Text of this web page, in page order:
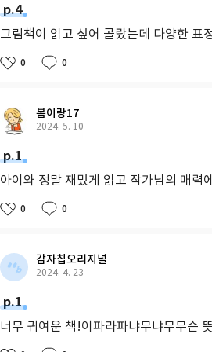
p.4
그림책이 읽고 싶어 골랐는데 다양한
0 0
봄이랑17
2024. 5. 10
p.1
아이와 정말 재밌게 읽고 작가님의 매력
0 0
감자칩오리지널
2024. 4. 23
p.1
너무 귀여운 책!이파라파냐무냐무무슨